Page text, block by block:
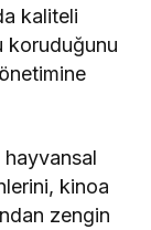
kaliteli
koruduğunu
hayvansal
kinoa
zengin